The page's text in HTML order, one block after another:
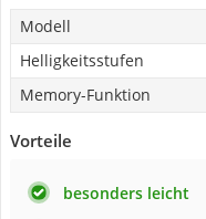
Modell
Helligkeitsstufen
Memory-Funktion
Vorteile
besonders leicht